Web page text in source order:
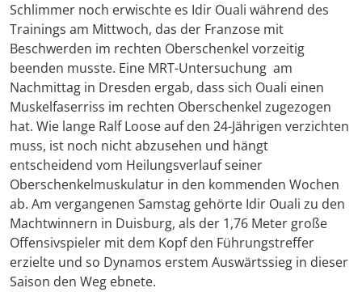
Schlimmer noch erwischte es Idir Ouali während des
Trainings am Mittwoch, das der Franzose mit
Beschwerden im rechten Oberschenkel vorzeitig
beenden musste. Eine MRT-Untersuchung am
Nachmittag in Dresden ergab, dass sich Ouali einen
Muskelfaserriss im rechten Oberschenkel zugezogen
hat. Wie lange Ralf Loose auf den 24-Jährigen verzichten
muss, ist noch nicht abzusehen und hängt
entscheidend vom Heilungsverlauf seiner
Oberschenkelmuskulatur in den kommenden Wochen
ab. Am vergangenen Samstag gehörte Idir Ouali zu den
Machtwinnern in Duisburg, als der 1,76 Meter große
Offensivspieler mit dem Kopf den Führungstreffer
erzielte und so Dynamos erstem Auswärtssieg in dieser
Saison den Weg ebnete.